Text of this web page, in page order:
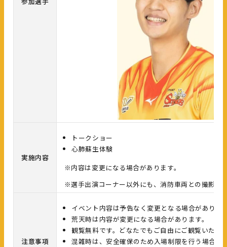
実施内容
トークショー
心肺蘇生体験
※内容は変更になる場合があります。
※選手出演コーナー以外にも、消防車両との撮影、
注意事項
イベント内容は予告なく変更となる場合がありま
荒天時は内容が変更になる場合があります。
観覧無料です。どなたでもご自由にご観覧いただ
混雑時は、安全確保のため入場制限を行う場合が